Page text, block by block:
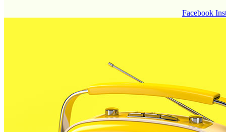
Facebook
Els republicans han donat a conèixer la seva llista
electoral pels comicis del 22 de maig. Una
candidatura de 20 persones, 11 d’elles dones,
encapçalades pel cap de llista Francesc Alemany. El